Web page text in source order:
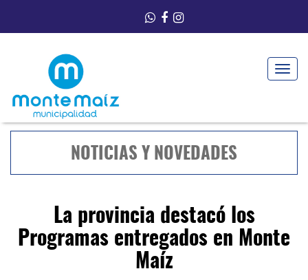
Toggle
NOTICIAS Y NOVEDADES
La provincia destacó los
Programas entregados en Monte
Maíz